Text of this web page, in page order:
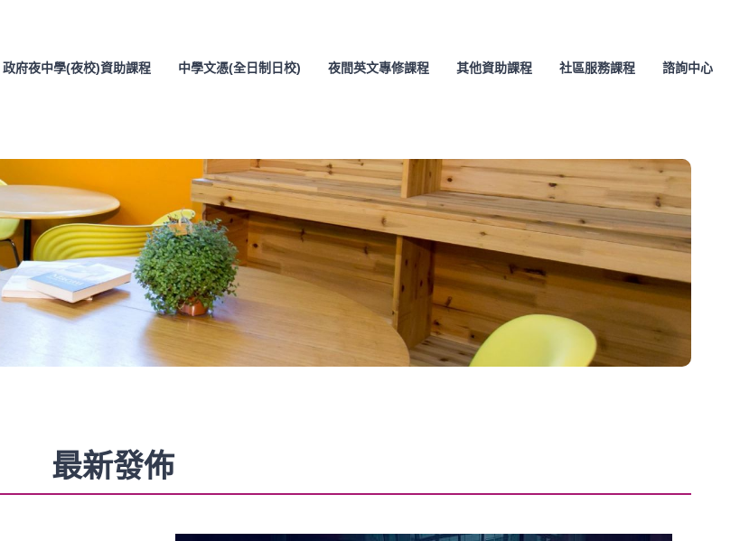
政府夜中學(夜校)資助課程 中學文憑(全日制日校) 夜間英文專修課程 其他資助課程 社區服務課程 諮詢中心
最新發佈